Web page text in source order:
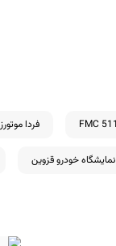
فردا موتورز FMC SX5
نمایشگاه خودرو قزوین